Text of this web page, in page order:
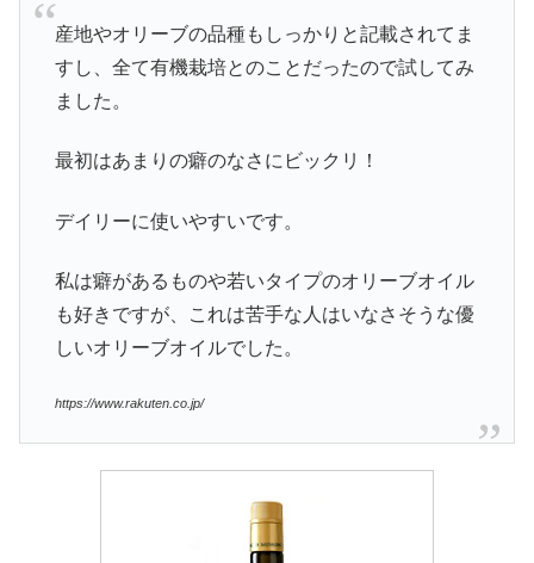
産地やオリーブの品種もしっかりと記載されてま
すし、全て有機栽培とのことだったので試してみ
ました。
最初はあまりの癖のなさにビックリ！
デイリーに使いやすいです。
私は癖があるものや若いタイプのオリーブオイル
も好きですが、これは苦手な人はいなさそうな優
しいオリーブオイルでした。
https://www.rakuten.co.jp/